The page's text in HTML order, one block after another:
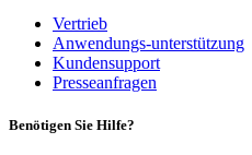
Vertrieb
Anwendungs-unterstützung
Kundensupport
Presseanfragen
Benötigen Sie Hilfe?